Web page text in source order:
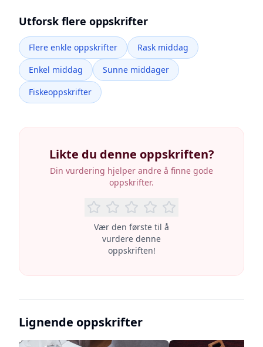
Utforsk flere oppskrifter
Flere enkle oppskrifter
Rask middag
Enkel middag
Sunne middager
Fiskeoppskrifter
Likte du denne oppskriften?
Din vurdering hjelper andre å finne gode
oppskrifter.
Vær den første til å
vurdere denne
oppskriften!
Lignende oppskrifter